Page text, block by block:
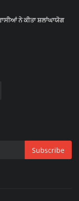
ਨੇ ਕੀਤਾ ਸ਼ਲਾਂਘਾਯੋਗ
Subscribe